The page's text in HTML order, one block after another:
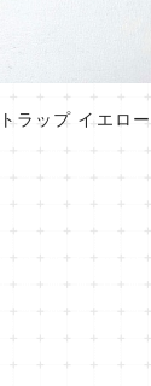
ラップ イエロー